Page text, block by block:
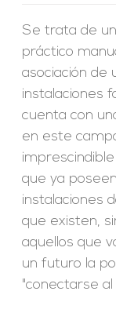
Se trata de
práctico
asociación de
instalaciones
cuenta con
en este
que ya
instalaciones
que existen,
aquellos que
un futuro la
"conectarse al